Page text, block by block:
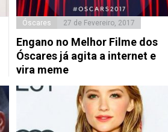
Óscares 27 de Fevereiro, 2017
Engano no Melhor Filme dos
Óscares já agita a internet e
vira meme